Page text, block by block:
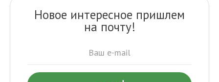
Новое интересное пришлем
на почту!